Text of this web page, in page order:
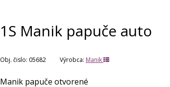
1S Manik papuče auto
Obj. čislo: 05682 Výrobca: Manik
Manik papuče otvorené